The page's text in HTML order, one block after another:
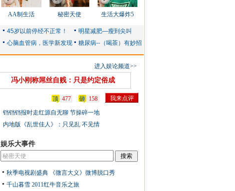
AA制生活 秘密天使 生活大爆炸5
进入娱论频道>>
冯小刚称屌丝自贱：只是约定俗成
顶 477 砸
158
铛铛铛报时走红源自无聊 节操碎一地
内地版《乱世佳人》：只见乱 不见情
娱乐大事件
秋季电视剧盛典
《微言大义》微博脱口秀
千山暮雪 2011红牛音乐之旅